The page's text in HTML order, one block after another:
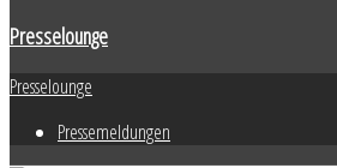
Presselounge
Presselounge
Pressemeldungen